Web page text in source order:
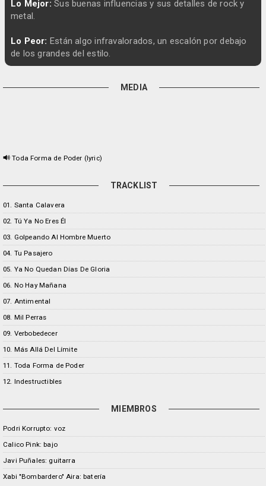
Lo Mejor: Sus buenas influencias y sus detalles de rock y
metal.
Lo Peor: Están algo infravalorados, un escalón por debajo
de los grandes del estilo.
MEDIA
Toda Forma de Poder (lyric)
TRACKLIST
01. Santa Calavera
02. Tú Ya No Eres Él
03. Golpeando Al Hombre Muerto
04. Tu Pasajero
05. Ya No Quedan Días De Gloria
06. No Hay Mañana
07. Antimental
08. Mil Perras
09. Verbobedecer
10. Más Allá Del Límite
11. Toda Forma de Poder
12. Indestructibles
MIEMBROS
Podri Korrupto: voz
Calico Pink: bajo
Javi Puñales: guitarra
Xabi "Bombardero" Aira: batería